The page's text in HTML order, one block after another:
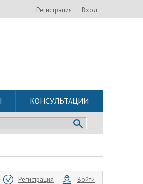
Регистрация Вход
КОНСУЛЬТАЦИИ
Регистрация Войти